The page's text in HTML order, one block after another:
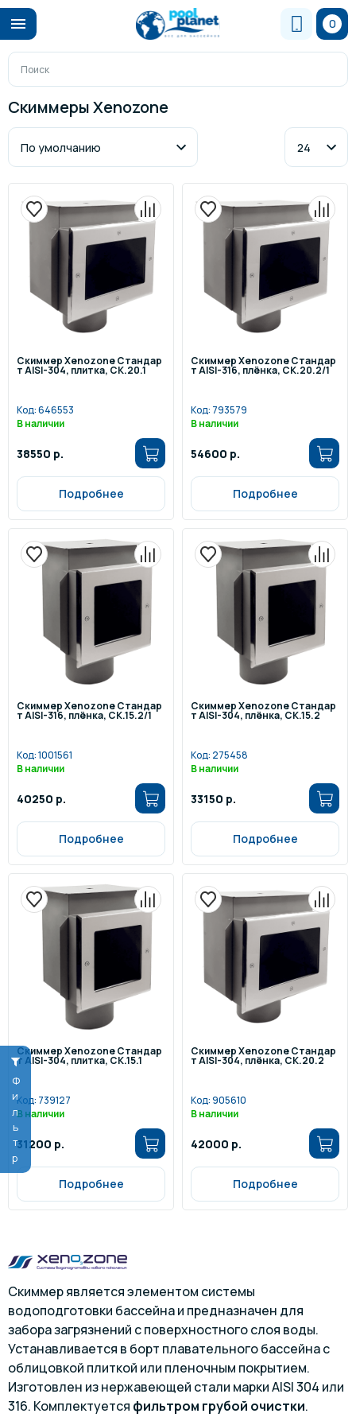
0
Фильтр
Скиммеры Xenozone
Скиммер Xenozone Стандар
т AISI-304, плитка, СК.20.1
Код:646553
В наличии
38550 р.
Подробнее
Скиммер Xenozone Стандар
т AISI-316, плёнка, СК.20.2/1
Код: 793579
В наличии
54600 р.
Подробнее
Скиммер Xenozone Стандар
т AISI-316, плёнка, СК.15.2/1
Код:1001561
В наличии
40250 р.
Подробнее
Скиммер Xenozone Стандар
т AISI-304, плёнка, СК.15.2
Код: 275458
В наличии
33150 р.
Подробнее
Скиммер Xenozone Стандар
т AISI-304, плитка, СК.15.1
Код: 739127
В наличии
31200 р.
Подробнее
Скиммер Xenozone Стандар
т AISI-304, плёнка, СК.20.2
Код:905610
В наличии
42000 р.
Подробнее
Скиммер является элементом системы
водоподготовки бассейна и предназначен для
забора загрязнений с поверхностного слоя воды.
Устанавливается в борт плавательного бассейна с
облицовкой плиткой или пленочным покрытием.
Изготовлен из нержавеющей стали марки AISI 304 или
316. Комплектуется фильтром грубой очистки.